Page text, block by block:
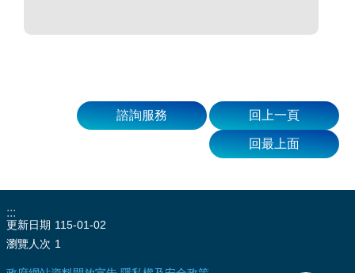
諮詢服務 回上一頁
回最上面
:::
更新日期 115-01-02
瀏覽人次 1